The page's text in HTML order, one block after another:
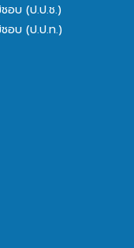
อบ (ป.ป.ช.)
อบ (ป.ป.ท.)